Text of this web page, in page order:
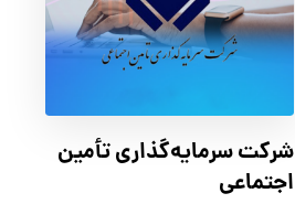
شرکت سرمایه‌گذاری تأمین
اجتماعی